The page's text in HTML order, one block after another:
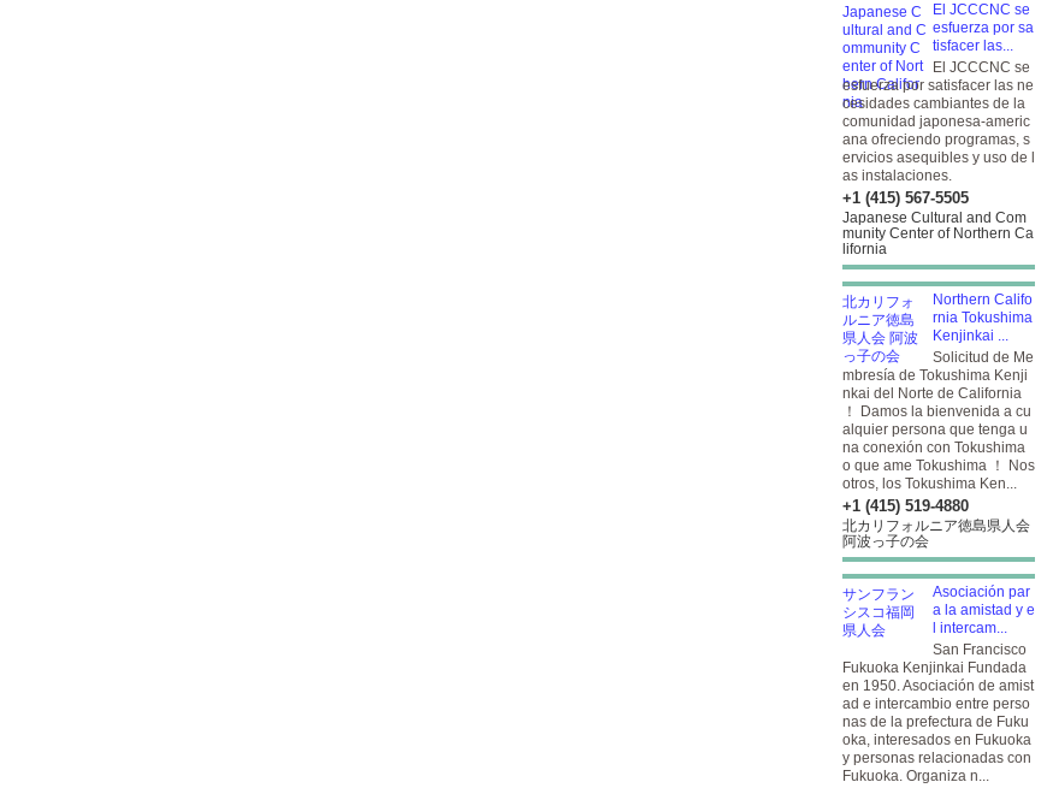
El JCCCNC se
esfuerza por sa
tisfacer las...
El JCCCNC se
esfuerza por satisfacer las ne
cesidades cambiantes de la
comunidad japonesa-americ
ana ofreciendo programas, s
ervicios asequibles y uso de l
as instalaciones.
+1 (415) 567-5505
Japanese Cultural and Com
munity Center of Northern Ca
lifornia
Northern Califo
rnia Tokushima
Kenjinkai ...
Solicitud de Me
mbresía de Tokushima Kenji
nkai del Norte de California
！ Damos la bienvenida a cu
alquier persona que tenga u
na conexión con Tokushima
o que ame Tokushima ！ Nos
otros, los Tokushima Ken...
+1 (415) 519-4880
北カリフォルニア徳島県人会
阿波っ子の会
Asociación par
a la amistad y e
l intercam...
San Francisco
Fukuoka Kenjinkai Fundada
en 1950. Asociación de amist
ad e intercambio entre perso
nas de la prefectura de Fuku
oka, interesados en Fukuoka
y personas relacionadas con
Fukuoka. Organiza n...